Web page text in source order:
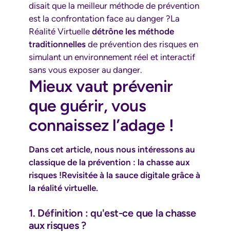
disait que la meilleur méthode de prévention
est la confrontation face au danger ?La
Réalité Virtuelle détrône les méthode
traditionnelles de prévention des risques en
simulant un environnement réel et interactif
sans vous exposer au danger.
Mieux vaut prévenir
que guérir, vous
connaissez l’adage !
Dans cet article, nous nous intéressons au
classique de la prévention : la chasse aux
risques !Revisitée à la sauce digitale grâce à
la réalité virtuelle.
1. Définition : qu'est-ce que la chasse
aux risques ?